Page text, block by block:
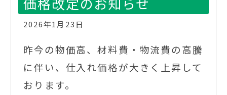
2026年1月23日
昨今の物価高、材料費・物流費の高騰
に伴い、仕入れ価格が大きく上昇して
おります。